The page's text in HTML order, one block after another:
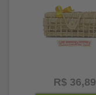
R$ 36,89